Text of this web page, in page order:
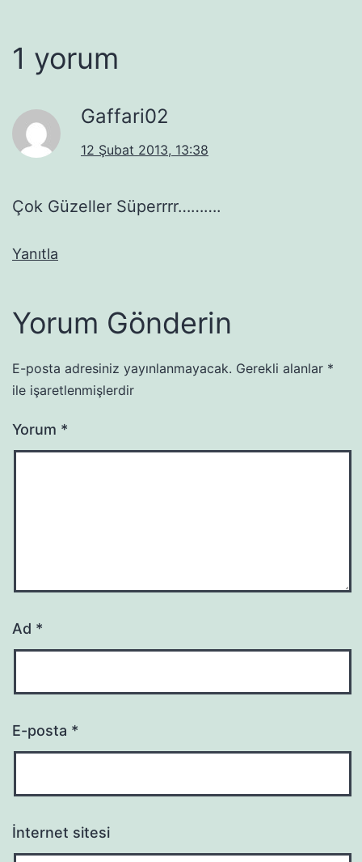
1 yorum
Gaffari02
12 Şubat 2013, 13:38
Çok Güzeller Süperrrr……….
Yanıtla
Yorum Gönderin
E-posta adresiniz yayınlanmayacak. Gerekli alanlar *
ile işaretlenmişlerdir
Yorum *
Ad *
E-posta *
İnternet sitesi